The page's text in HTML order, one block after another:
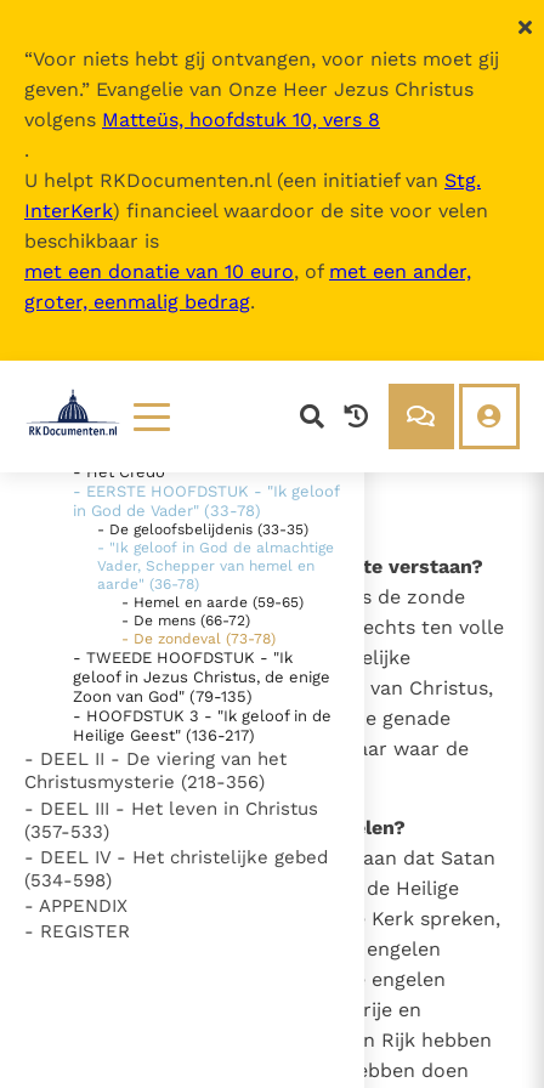
“Voor niets hebt gij ontvangen, voor niets moet gij
geven.” Evangelie van Onze Heer Jezus Christus
volgens Matteüs, hoofdstuk 10, vers 8
.
U helpt RKDocumenten.nl (een initiatief van Stg.
InterKerk) financieel waardoor de site voor velen
beschikbaar is
met een donatie van 10 euro, of met een ander,
groter, eenmalig bedrag.
Lezen
Documenten
Denzinger
Over ons
Over RK Documenten
Meedoen
Doneren
Nieuwsbrief
Gebruiksvoorwaarden
Nieuwste Documenten
5. Het gebed van de Kerk
In Christus wordt onze honger vervuld
Leer de kostbare parel van Gods koninkrijk te
herkennen
Gods Koninkrijk groeit stilletjes door liefde, niet door
dwang
De mystiek. De mystieke verschijnselen en de
heiligheid
Het Vaticaan publiceert een nieuwe Latijnse uitgave
Vaticaanse financiële waakhond verliest autonomie
Paus spreekt het Wereldvoedselprogramma toe
Compendium van deCatechismus v
an de Katholieke Kerk
Inhoudsopgave
uitklappen
- Intro
217)
- EERSTE SECTIE - "Ik geloof" -
"Wij geloven" (1-32)
- TWEEDE SECTIE - De belijdenis
- Het Credo
- EERSTE HOOFDSTUK - "Ik geloof
in God de Vader" (33-78)
- De geloofsbelijdenis (33-35)
- "Ik geloof in God de almachtige
Vader, Schepper van hemel en
aarde" (36-78)
- Hemel en aarde (59-65)
- De mens (66-72)
- De zondeval (73-78)
- TWEEDE HOOFDSTUK - "Ik
geloof in Jezus Christus, de enige
Zoon van God" (79-135)
- HOOFDSTUK 3 - "Ik geloof in de
Heilige Geest" (136-217)
- DEEL II - De viering van het
Christusmysterie (218-356)
- DEEL III - Het leven in Christus
(357-533)
- DEEL IV - Het christelijke gebed
(534-598)
- APPENDIX
- REGISTER
- De zondeval (73-78)
Hoe is de realiteit van de zonde te verstaan?
In de geschiedenis van de mens is de zonde
aanwezig. Deze realiteit wordt slechts ten volle
duidelijk in het licht van de goddelijke
Openbaring en vooral in het licht van Christus,
de Redder van alle mensen, die de genade
mateloos heeft doen zijn, juist daar waar de
zonde heeft gewoekerd.
74
Wat betekent de val van de engelen?
Met deze uitdrukking duidt men aan dat Satan
en de andere demonen, over wie de Heilige
Schrift en de Overlevering van de Kerk spreken,
ofschoon ze door God als goede engelen
geschapen waren, zich in slechte engelen
veranderd hebben, omdat zij in vrije en
onherroepelijke keuze God en zijn Rijk hebben
afgewezen, en daarmee de hel hebben doen